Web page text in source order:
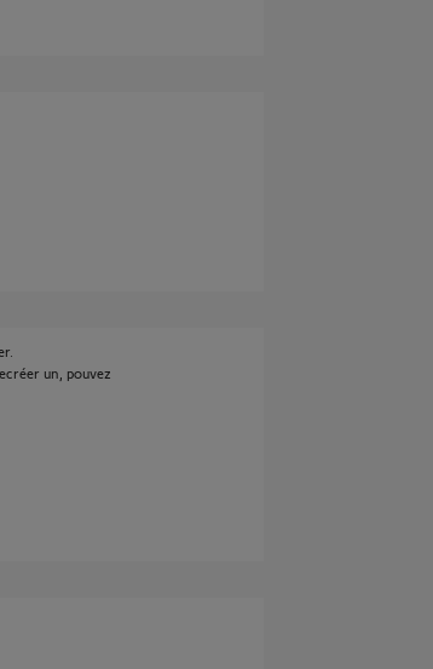
un, pouvez